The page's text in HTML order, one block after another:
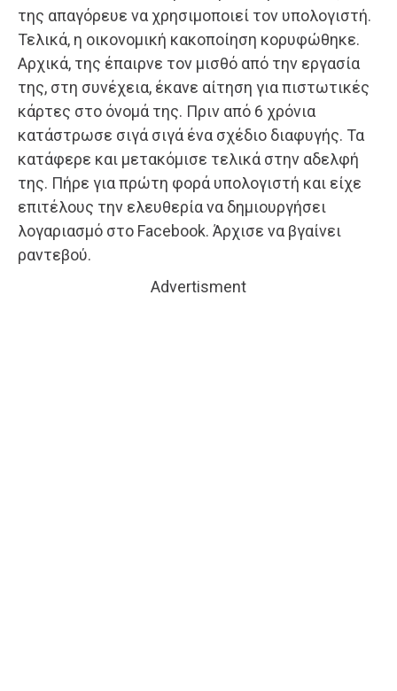
της απαγόρευε να χρησιμοποιεί τον υπολογιστή.
Τελικά, η οικονομική κακοποίηση κορυφώθηκε.
Αρχικά, της έπαιρνε τον μισθό από την εργασία
της, στη συνέχεια, έκανε αίτηση για πιστωτικές
κάρτες στο όνομά της. Πριν από 6 χρόνια
κατάστρωσε σιγά σιγά ένα σχέδιο διαφυγής. Τα
κατάφερε και μετακόμισε τελικά στην αδελφή
της. Πήρε για πρώτη φορά υπολογιστή και είχε
επιτέλους την ελευθερία να δημιουργήσει
λογαριασμό στο Facebook. Άρχισε να βγαίνει
ραντεβού.
Advertisment